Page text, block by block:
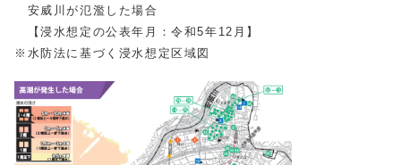
安威川が氾濫した場合
【浸水想定の公表年月：令和5年12月】
※水防法に基づく浸水想定区域図